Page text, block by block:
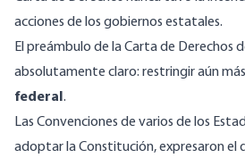
acciones de los gobiernos estatales.
El preámbulo de la Carta de Derechos
absolutamente claro: restringir aún
federal .
Las Convenciones de varios de los
adoptar la Constitución, expresaron el